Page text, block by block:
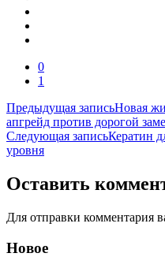
0
1
Навигация
по
записям
Предыдущая записьНовая
апгрейд против дорогой
Следующая записьКератин
уровня
Оставить
Для отправки комментария
Новое